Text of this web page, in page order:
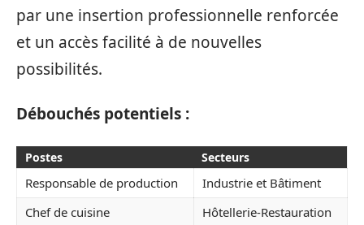
par une insertion professionnelle renforcée
et un accès facilité à de nouvelles
possibilités.
Débouchés potentiels :
Postes Secteurs
Responsable de production
Industrie et Bâtiment
Chef de cuisine
Hôtellerie-Restauration